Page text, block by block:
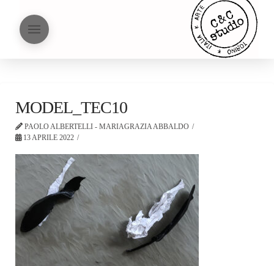
MODEL_TEC10
PAOLO ALBERTELLI - MARIAGRAZIA ABBALDO
13 APRILE 2022